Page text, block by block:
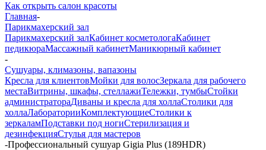
Как открыть салон красоты
Главная-
Парикмахерский зал
Парикмахерский залКабинет косметологаКабинет
педикюраМассажный кабинетМаникюрный кабинет
-
Сушуары, климазоны, вапазоны
Кресла для клиентовМойки для волосЗеркала для рабочего
местаВитрины, шкафы, стеллажиТележки, тумбыСтойки
администратораДиваны и кресла для холлаСтолики для
холлаЛабораторииКомплектующиеСтолики к
зеркаламПодставки под ногиСтерилизация и
дезинфекцияСтулья для мастеров
-Профессиональный сушуар Gigia Plus (189HDR)